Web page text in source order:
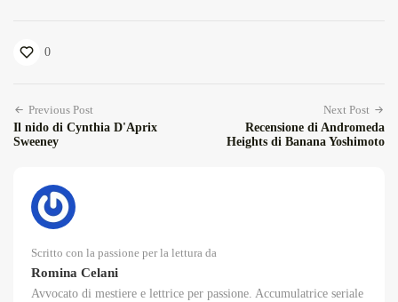
0
Previous Post
Il nido di Cynthia D'Aprix
Sweeney
Next Post
Recensione di Andromeda
Heights di Banana Yoshimoto
Scritto con la passione per la lettura da
Romina Celani
Avvocato di mestiere e lettrice per passione. Accumulatrice seriale